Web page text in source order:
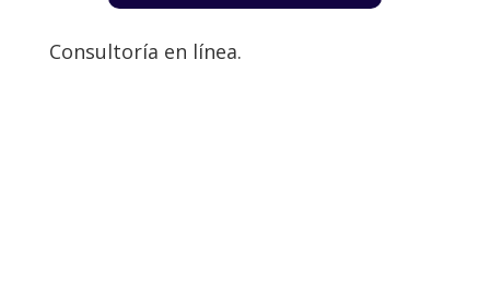
Consultoría en línea.